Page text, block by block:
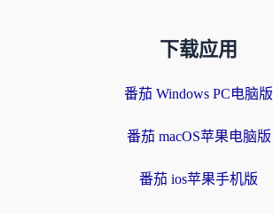
下载应用
番茄 Windows PC电脑版
番茄 macOS苹果电脑版
番茄 ios苹果手机版